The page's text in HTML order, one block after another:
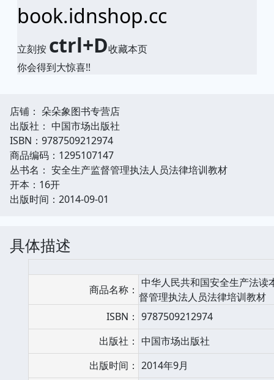
book.idnshop.cc
立刻按 ctrl+D收藏本页
你会得到大惊喜!!
店铺： 朵朵象图书专营店
出版社： 中国市场出版社
ISBN：9787509212974
商品编码：1295107147
丛书名： 安全生产监督管理执法人员法律培训教材
开本：16开
出版时间：2014-09-01
具体描述
商品名称：
中华人民共和国安全生产法
督管理执法人员法律培训教材
ISBN： 9787509212974
出版社： 中国市场出版社
出版时间： 2014年9月